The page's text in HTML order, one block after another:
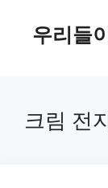
우리들
크림 전